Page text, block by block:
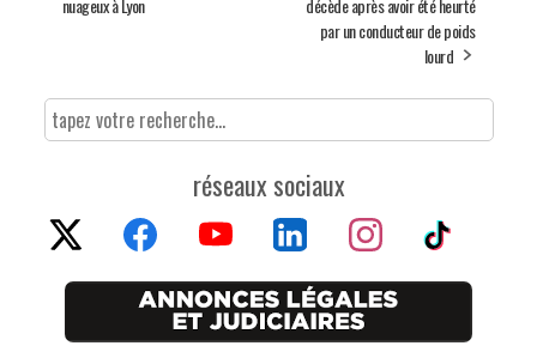
nuageux à Lyon
décède après avoir été heurté
par un conducteur de poids
lourd
réseaux sociaux